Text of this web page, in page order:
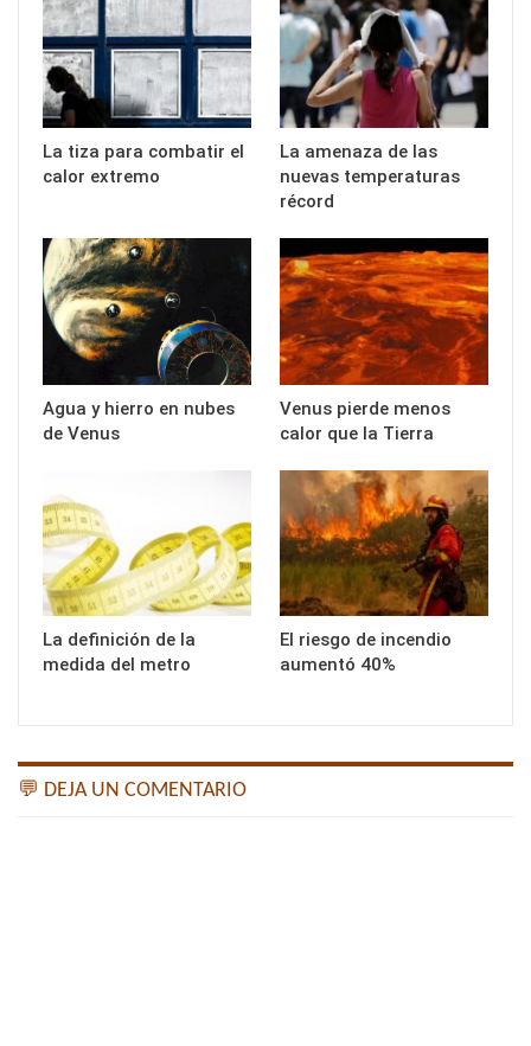
La tiza para combatir el
calor extremo
La amenaza de las
nuevas temperaturas
récord
Agua y hierro en nubes
de Venus
Venus pierde menos
calor que la Tierra
La definición de la
medida del metro
El riesgo de incendio
aumentó 40%
💬 DEJA UN COMENTARIO